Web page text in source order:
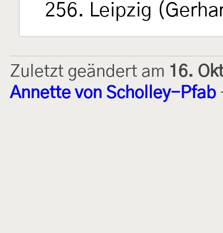
256. Leipzig
Zuletzt geändert am 16.
Annette von Scholley-Pfab